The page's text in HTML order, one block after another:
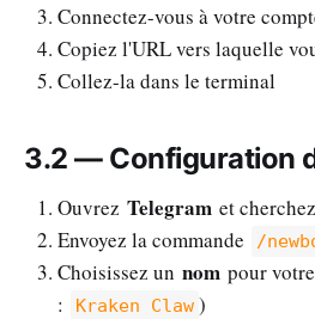
Connectez-vous à votre
Copiez l'URL vers laquelle
Collez-la dans le terminal
3.2 — Configuration
Ouvrez Telegram et cherchez
Envoyez la commande /
Choisissez un nom pour
:
Kraken Claw )